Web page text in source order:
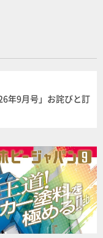
年9月号」お詫びと訂